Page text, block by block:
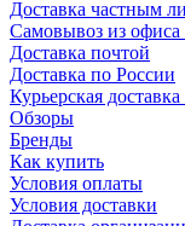
Доставка частным
Самовывоз из офиса
Доставка почтой
Доставка по России
Курьерская
Обзоры
Бренды
Как купить
Условия оплаты
Условия доставки